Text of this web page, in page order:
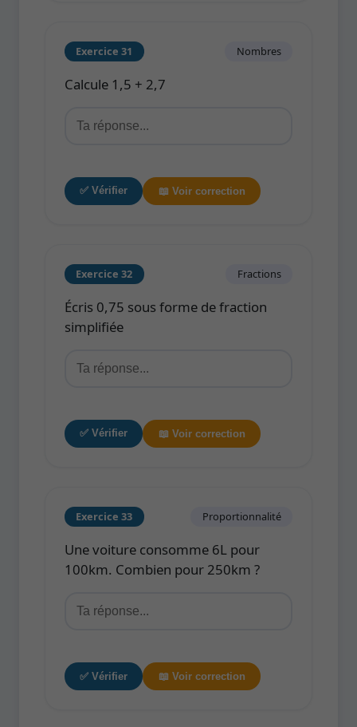
Exercice 31 Nombres
Calcule 1,5 + 2,7
✅ Vérifier 📖 Voir correction
Exercice 32 Fractions
Écris 0,75 sous forme de fraction
simplifiée
✅ Vérifier 📖 Voir correction
Exercice 33 Proportionnalité
Une voiture consomme 6L pour
100km. Combien pour 250km ?
✅ Vérifier 📖 Voir correction